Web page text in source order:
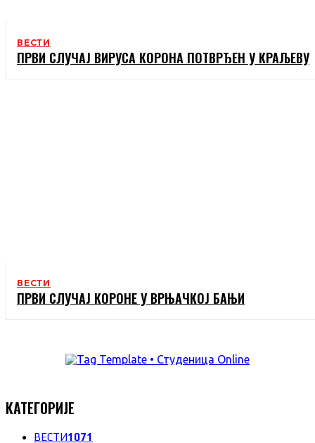
ВЕСТИ
ПРВИ СЛУЧАЈ ВИРУСА КОРОНА ПОТВРЂЕН У КРАЉЕВУ
ВЕСТИ
ПРВИ СЛУЧАЈ КОРОНЕ У ВРЊАЧКОЈ БАЊИ
КАТЕГОРИЈЕ
ВЕСТИ1071